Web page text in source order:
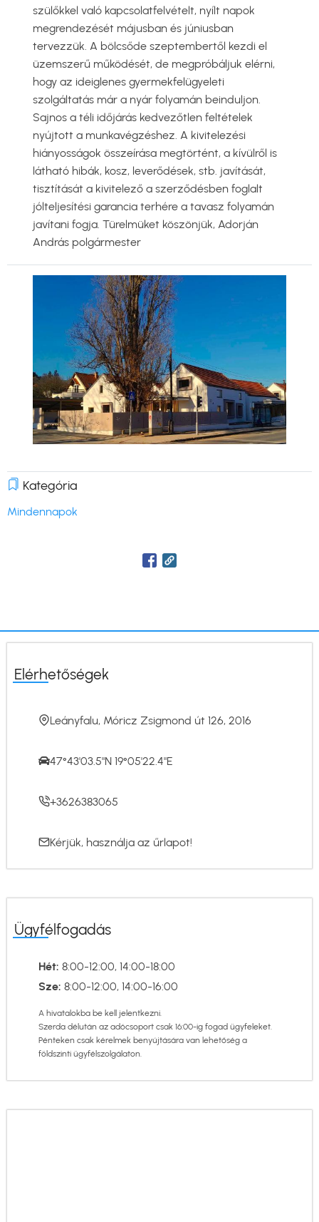
szülőkkel való kapcsolatfelvételt, nyílt napok
megrendezését májusban és júniusban
tervezzük. A bölcsőde szeptembertől kezdi el
üzemszerű működését, de megpróbáljuk elérni,
hogy az ideiglenes gyermekfelügyeleti
szolgáltatás már a nyár folyamán beinduljon.
Sajnos a téli időjárás kedvezőtlen feltételek
nyújtott a munkavégzéshez. A kivitelezési
hiányosságok összeírása megtörtént, a kívülről is
látható hibák, kosz, leverődések, stb. javítását,
tisztítását a kivitelező a szerződésben foglalt
jólteljesítési garancia terhére a tavasz folyamán
javítani fogja. Türelmüket köszönjük, Adorján
András polgármester
Kategória
Mindennapok
Elérhetőségek
Leányfalu, Móricz Zsigmond út 126, 2016
47°43'03.5"N 19°05'22.4"E
+3626383065
Kérjük, használja az űrlapot!
Ügyfélfogadás
Hét: 8:00-12:00, 14:00-18:00
Sze: 8:00-12:00, 14:00-16:00
A hivatalokba be kell jelentkezni.
Szerda délután az adócsoport csak 16:00-ig fogad ügyfeleket.
Pénteken csak kérelmek benyújtására van lehetőség a
földszinti ügyfélszolgálaton.